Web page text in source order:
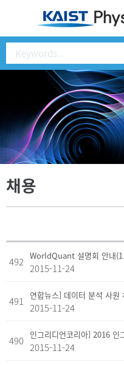
채용
492 WorldQuant 설명회 안내
2015-11-24
491 연합뉴스] 데이터 분석 사원
2015-11-24
490 인그리디언코리아] 2016 인
2015-11-24